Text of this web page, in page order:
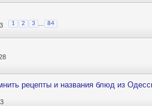
1 2 3 84
рецепты и названия блюд из